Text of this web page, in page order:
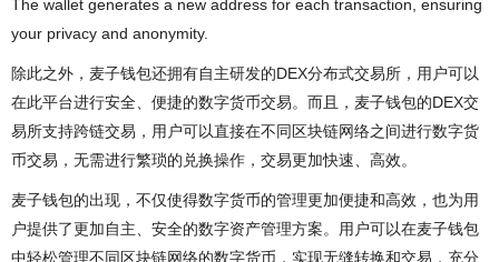
The wallet generates a new address for each transaction, ensuring
your privacy and anonymity.
除此之外，麦子钱包还拥有自主研发的DEX分布式交易所，用户可以
在此平台进行安全、便捷的数字货币交易。而且，麦子钱包的DEX交
易所支持跨链交易，用户可以直接在不同区块链网络之间进行数字货
币交易，无需进行繁琐的兑换操作，交易更加快速、高效。
麦子钱包的出现，不仅使得数字货币的管理更加便捷和高效，也为用
户提供了更加自主、安全的数字资产管理方案。用户可以在麦子钱包
中轻松管理不同区块链网络的数字货币，实现无缝转换和交易，充分